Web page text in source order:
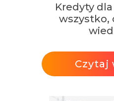
Kredyty
wszystko,
Czytaj